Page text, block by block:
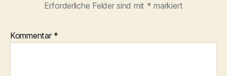
Erforderliche Felder sind mit * markiert
Kommentar *